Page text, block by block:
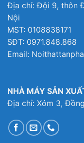
Địa chỉ: Đội 9, thôn
Nội
MST: 0108838171
SĐT: 0971.848.868
Email:
NHÀ MÁY SẢN
Địa chỉ: Xóm 3,